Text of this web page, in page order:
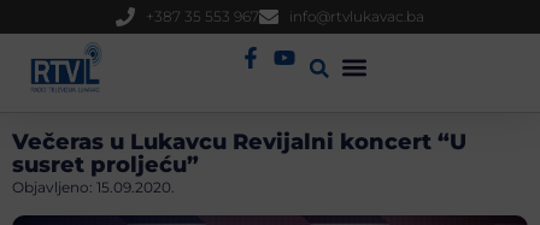
+387 35 553 967 info@rtvlukavac.ba
Večeras u Lukavcu Revijalni koncert “U
susret proljeću”
Objavljeno: 15.09.2020.